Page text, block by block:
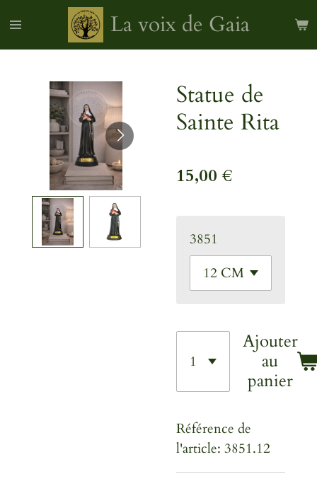
La voix de Gaia
Statue de
Sainte Rita
15,00 €
3851
Ajouter
au
panier
Référence de
l'article: 3851.12